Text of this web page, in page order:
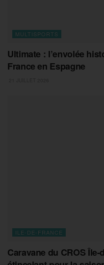
MULTISPORTS
Ultimate : l’envolée
France en Espagne
ILE-DE-FRANCE
Caravane du CROS